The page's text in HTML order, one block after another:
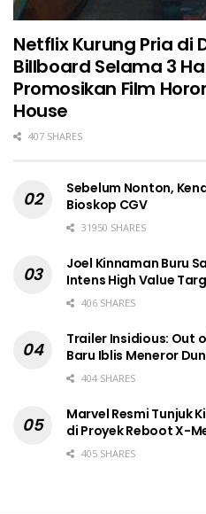
Netflix Kurung Pria di
Billboard Selama 3
Promosikan Film
House
407 SHARES
Sebelum Nonton,
Bioskop CGV
31950 SHARES
Joel Kinnaman Buru
Intens High Value
406 SHARES
Trailer Insidious: Out
Baru Iblis Meneror
404 SHARES
Marvel Resmi Tunjuk
di Proyek Reboot X-
405 SHARES